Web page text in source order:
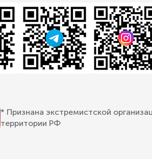
* Признана экстремистской
территории РФ